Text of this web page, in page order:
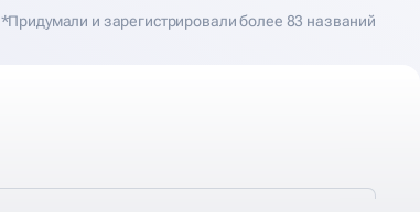
*Придумали и зарегистрировали более 83 названий